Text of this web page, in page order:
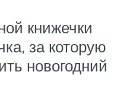
книжечки
за которую
новогодний